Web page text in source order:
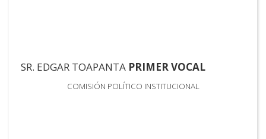
SR. EDGAR TOAPANTA PRIMER VOCAL
COMISIÓN POLÍTICO INSTITUCIONAL